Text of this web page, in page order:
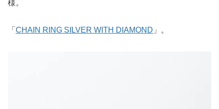
様。
「 CHAIN RING SILVER WITH DIAMOND 」。